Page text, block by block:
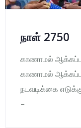
நாள் 2750
காணாமல்
காணாமல்
நடவடிக்கை
–